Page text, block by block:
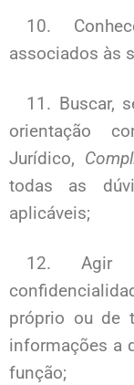
10.
associados às
11. Buscar,
orientação
Jurídico,
todas as
aplicáveis;
12. Agir
próprio ou de
informações a
função;